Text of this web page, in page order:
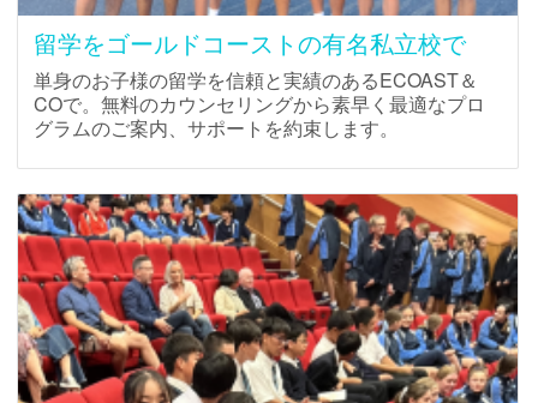
留学をゴールドコーストの有名私立校で
単身のお子様の留学を信頼と実績のあるECOAST＆
COで。無料のカウンセリングから素早く最適なプロ
グラムのご案内、サポートを約束します。